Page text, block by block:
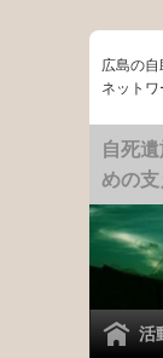
広島の
ネットワ
自死
めの
活